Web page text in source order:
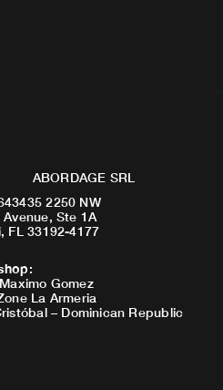
ABORDAGE SRL
2250 NW
Ste 1A
FL 33192-4177
:
Gomez
La Armeria
– Dominican Republic